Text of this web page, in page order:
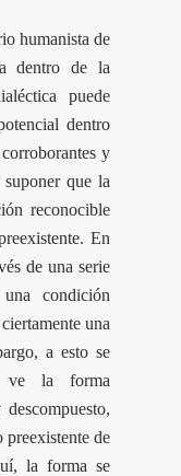
humanista de
dentro de la
puede
dentro
y
que la
reconocible
En
de una serie
condición
una
a esto se
ve la forma
de
la forma se